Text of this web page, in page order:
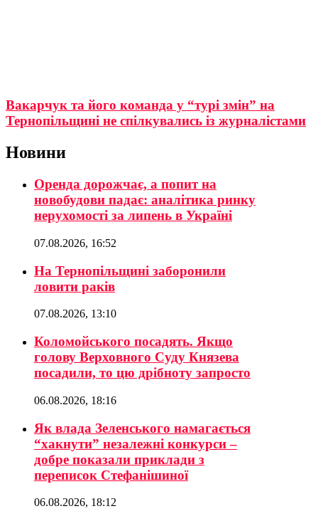
Вакарчук та його команда у “турі змін” на
Тернопільщині не спілкувались із журналістами
Новини
Оренда дорожчає, а попит на
новобудови падає: аналітика ринку
нерухомості за липень в Україні
07.08.2026, 16:52
На Тернопільщині заборонили
ловити раків
07.08.2026, 13:10
Коломойського посадять. Якщо
голову Верховного Суду Князева
посадили, то цю дрібноту запросто
06.08.2026, 18:16
Як влада Зеленського намагається
“хакнути” незалежні конкурси –
добре показали приклади з
переписок Стефанішиної
06.08.2026, 18:12